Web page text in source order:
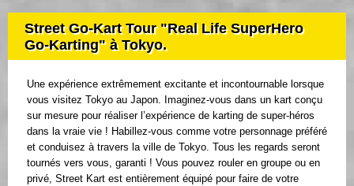
Street Go-Kart Tour "Real Life SuperHero
Go-Karting" à Tokyo.
Une expérience extrêmement excitante et incontournable lorsque
vous visitez Tokyo au Japon. Imaginez-vous dans un kart conçu
sur mesure pour réaliser l’expérience de karting de super-héros
dans la vraie vie ! Habillez-vous comme votre personnage préféré
et conduisez à travers la ville de Tokyo. Tous les regards seront
tournés vers vous, garanti ! Vous pouvez rouler en groupe ou en
privé, Street Kart est entièrement équipé pour faire de votre